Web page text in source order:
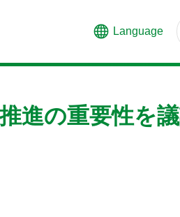
Language
進の重要性を